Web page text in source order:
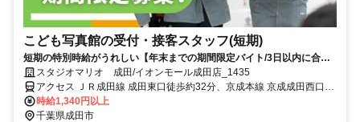
こども写真館の受付・接客スタッフ(短期)
短期の特別時給がうれしい【年末までの期間限定バイト/3日以内に合否
決定】人と話すのが好きな方にピッタリ！扶養内勤務も◎髪色・ネイル
色自由♪
スタジオマリオ 成田/イオンモール成田店_1435
アクセス ＪＲ成田線 成田東口徒歩約32分、京成本線 京成成田西口徒
歩約34分、京成東成田線 京成成田西口徒歩約34分 京成「成田駅」バ
ス10分
時給1,340円以上
千葉県成田市